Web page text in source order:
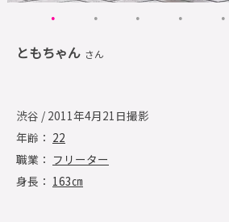
ともちゃん さん
渋谷 / 2011年4月21日撮影
年齢： 22
職業： フリーター
身長： 163㎝